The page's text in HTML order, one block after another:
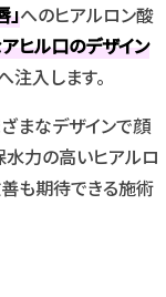
へのヒアルロン酸
ヒル口のデザイン
注入します。
まなデザインで顔
水力の高いヒアルロ
も期待できる施術